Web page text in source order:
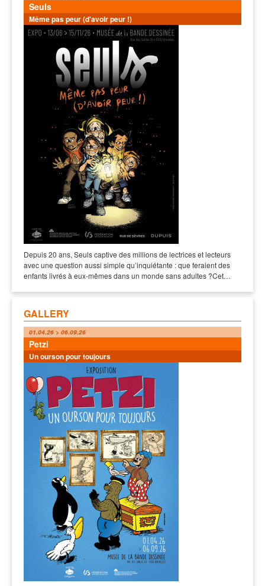
Seuls
Même pas peur (d'avoir peur !)
Depuis 20 ans, Seuls captive des millions de lectrices et lecteurs
avec une question aussi simple qu’inquiétante : que feraient des
enfants livrés à eux-mêmes dans un monde sans adultes ?Cet…
GALLERY
01.04.26 > 06.09.26
Petzi
Un ourson pour toujours